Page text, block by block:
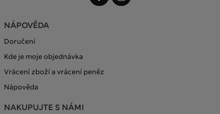
NÁPOVĚDA
Doručení
Kde je moje objednávka
Vrácení zboží a vrácení peněz
Nápověda
NAKUPUJTE S NÁMI